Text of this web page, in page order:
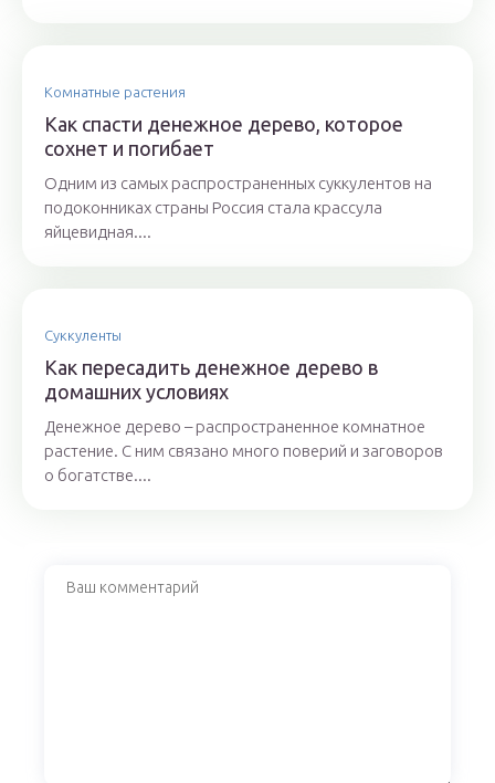
Комнатные растения
Как спасти денежное дерево, которое
сохнет и погибает
Одним из самых распространенных суккулентов на
подоконниках страны Россия стала крассула
яйцевидная....
Суккуленты
Как пересадить денежное дерево в
домашних условиях
Денежное дерево – распространенное комнатное
растение. С ним связано много поверий и заговоров
о богатстве....